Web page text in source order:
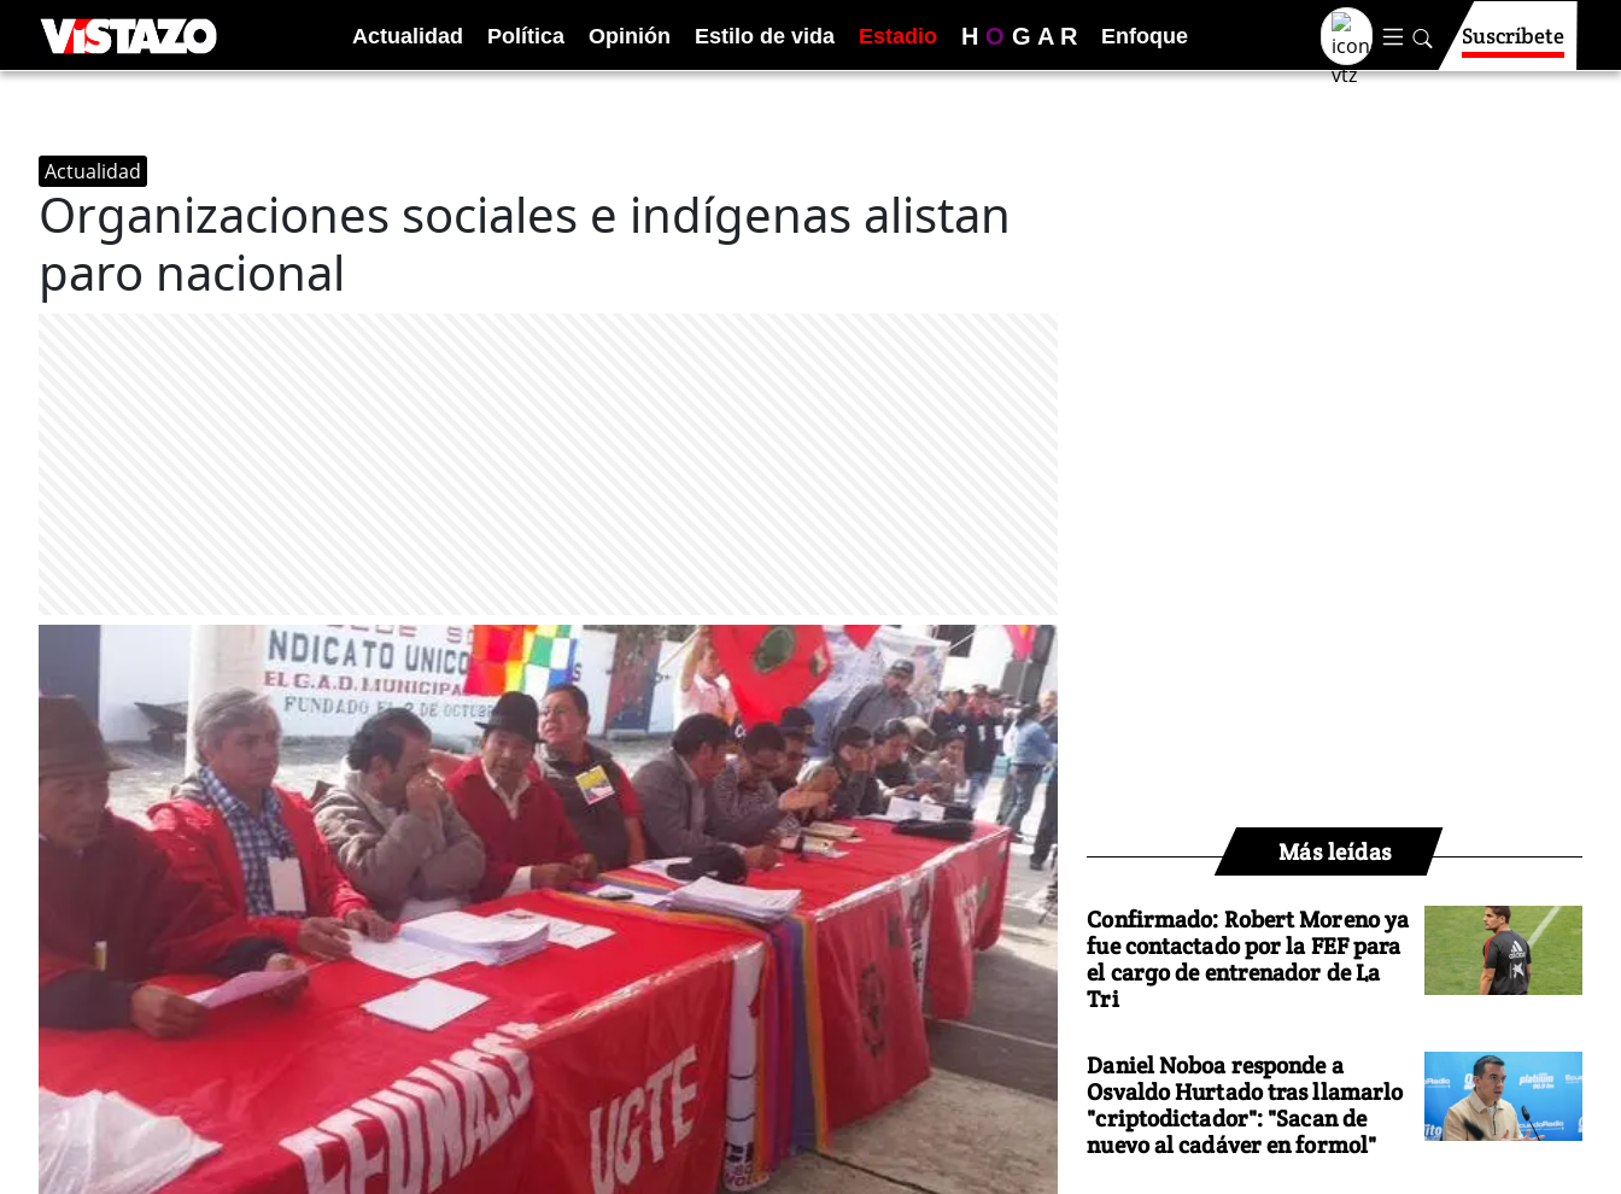
Actualidad Política Opinión Estilo de vida Estadio H O G A R Enfoque Suscríbete
Actualidad
Organizaciones sociales e indígenas alistan
paro nacional
Más leídas
Confirmado: Robert Moreno ya
fue contactado por la FEF para
el cargo de entrenador de La
Tri
Daniel Noboa responde a
Osvaldo Hurtado tras llamarlo
"criptodictador": "Sacan de
nuevo al cadáver en formol"